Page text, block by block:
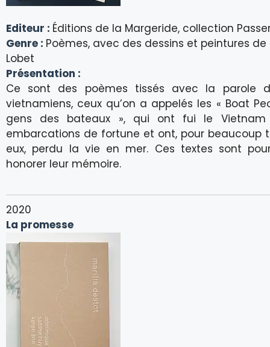
Editeur : Éditions de la Margeride, collection
Genre : Poèmes, avec des dessins et peintures de
Lobet
Présentation :
Ce sont des poèmes tissés avec la parole
vietnamiens, ceux qu’on a appelés les « Boat
gens des bateaux », qui ont fui le
embarcations de fortune et ont, pour beaucoup
eux, perdu la vie en mer. Ces textes sont
honorer leur mémoire.
2020
La promesse